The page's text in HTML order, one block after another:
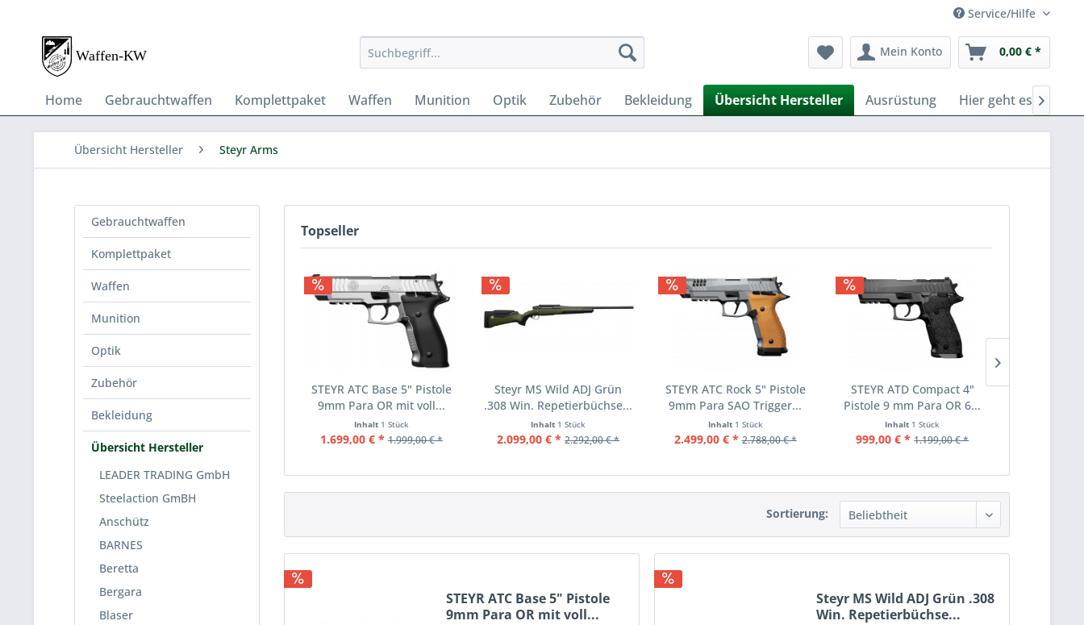
Service/Hilfe
Mein Konto 0,00 € *
Home Gebrauchtwaffen Komplettpaket Waffen Munition Optik Zubehör Bekleidung Übersicht Hersteller Ausrüstung Hier geht es zu

Übersicht Hersteller Steyr Arms
Gebrauchtwaffen
Komplettpaket
Waffen
Munition
Optik
Zubehör
Bekleidung
Übersicht Hersteller
LEADER TRADING GmbH
Steelaction GmBH
Anschütz
BARNES
Beretta
Bergara
Blaser
Topseller
STEYR ATC Base 5" Pistole
9mm Para OR mit voll...
Inhalt 1 Stück
1.699,00 € * 1.999,00 € *
Steyr MS Wild ADJ Grün
.308 Win. Repetierbüchse...
Inhalt 1 Stück
2.099,00 € * 2.292,00 € *
STEYR ATC Rock 5" Pistole
9mm Para SAO Trigger...
Inhalt 1 Stück
2.499,00 € * 2.788,00 € *
STEYR ATD Compact 4"
Pistole 9 mm Para OR 6...
Inhalt 1 Stück
999,00 € * 1.199,00 € *
Sortierung:
STEYR ATC Base 5" Pistole
9mm Para OR mit voll...
Steyr MS Wild ADJ Grün .308
Win. Repetierbüchse...